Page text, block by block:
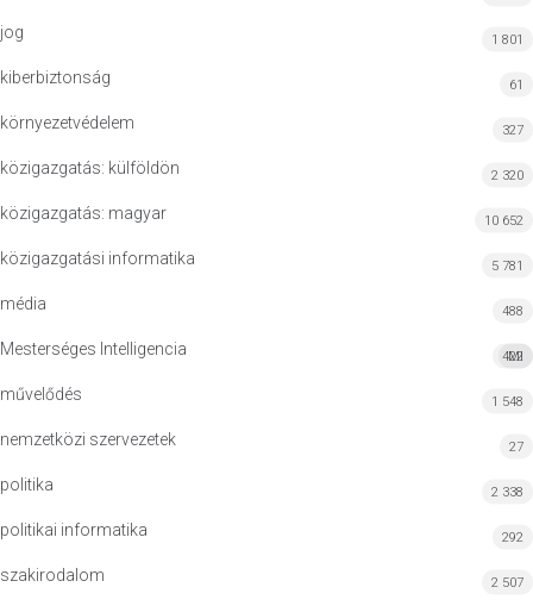
jog 1 801
kiberbiztonság 61
környezetvédelem 327
közigazgatás: külföldön 2 320
közigazgatás: magyar 10 652
közigazgatási informatika 5 781
média 488
Mesterséges Intelligencia MI
422
művelődés 1 548
nemzetközi szervezetek 27
politika 2 338
politikai informatika 292
szakirodalom 2 507